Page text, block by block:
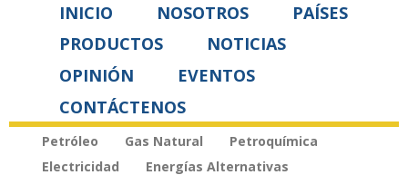
INICIO NOSOTROS
PAÍSES
PRODUCTOS
NOTICIAS
OPINIÓN
EVENTOS
CONTÁCTENOS
Petróleo Gas Natural
Petroquímica
Electricidad
Energías Alternativas